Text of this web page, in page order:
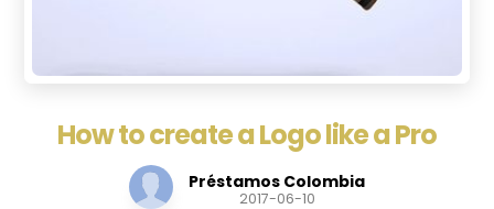
How to create a Logo like a Pro
Préstamos Colombia
2017-06-10